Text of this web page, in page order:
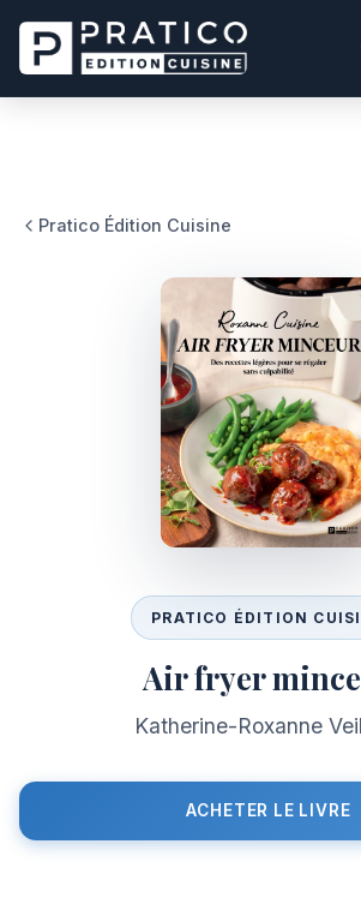
Pratico Édition Cuisine
PRATICO ÉDITION
Air fryer
Katherine-Roxanne
ACHETER LE LIVRE